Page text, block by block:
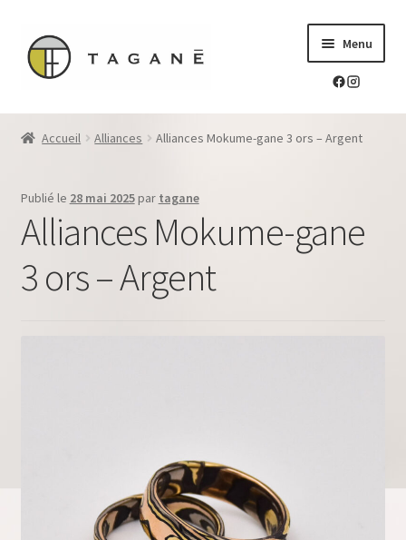
Aller
Aller
au
contenu
Menu
Le sur-mesure en mokume-gane
enfant
Blog Tagane
le
menu
Accueil Alliances Alliances Mokume-gane 3 ors – Argent
Publié le 28 mai 2025par tagane
Alliances Mokume-gane
3 ors – Argent